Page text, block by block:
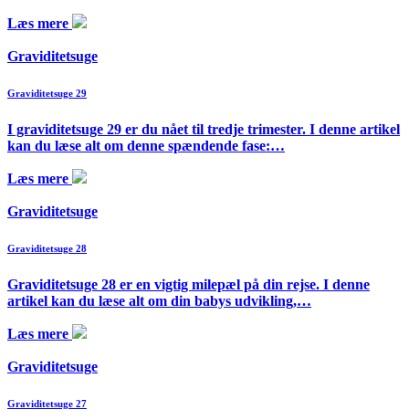
Læs mere
Graviditetsuge
Graviditetsuge 29
I graviditetsuge 29 er du nået til tredje trimester. I denne artikel
kan du læse alt om denne spændende fase:…
Læs mere
Graviditetsuge
Graviditetsuge 28
Graviditetsuge 28 er en vigtig milepæl på din rejse. I denne
artikel kan du læse alt om din babys udvikling,…
Læs mere
Graviditetsuge
Graviditetsuge 27